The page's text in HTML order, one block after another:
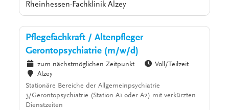
Rheinhessen-Fachklinik Alzey
Pflegefachkraft / Altenpfleger
Gerontopsychiatrie (m/w/d)
zum nächstmöglichen Zeitpunkt
Voll/Teilzeit
Alzey
Stationäre Bereiche der Allgemeinpsychiatrie
3/Gerontopsychiatrie (Station A1 oder A2) mit verkürzten
Dienstzeiten